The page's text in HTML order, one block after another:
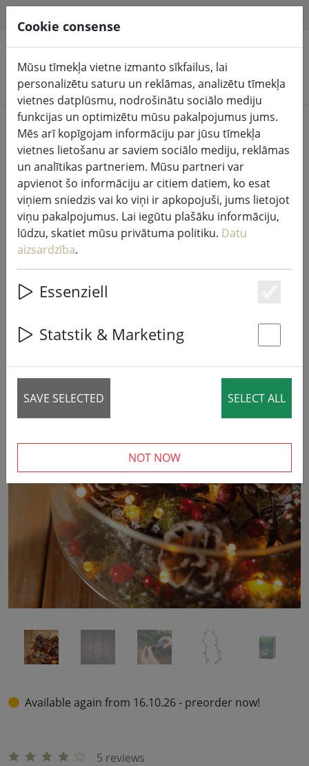
Meklēt produktus
Home
Pasaku gaismas un apgaismojums
Pasaku gaismas
Kaemingk Lumineo Durawise
pasaku apgaismojums Basic 96 LED
silti balta āra 7,1 m ar
akumulatoru darbināms melns
Available again from 16.10.26 - preorder now!
5 reviews
Cookie consense
Mūsu tīmekļa vietne izmanto sīkfailus, lai
personalizētu saturu un reklāmas, analizētu tīmekļa
vietnes datplūsmu, nodrošinātu sociālo mediju
funkcijas un optimizētu mūsu pakalpojumus jums.
Mēs arī kopīgojam informāciju par jūsu tīmekļa
vietnes lietošanu ar saviem sociālo mediju, reklāmas
un analītikas partneriem. Mūsu partneri var
apvienot šo informāciju ar citiem datiem, ko esat
viņiem sniedzis vai ko viņi ir apkopojuši, jums lietojot
viņu pakalpojumus. Lai iegūtu plašāku informāciju,
lūdzu, skatiet mūsu privātuma politiku. Datu
aizsardzība.
Essenziell
Statstik & Marketing
SAVE SELECTED SELECT ALL
NOT NOW